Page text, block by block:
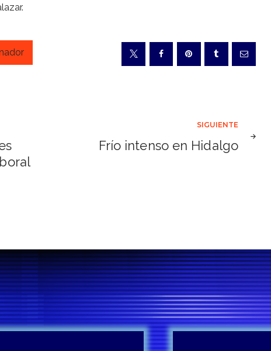
SIGUIENTE
Frío intenso en Hidalgo